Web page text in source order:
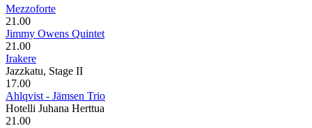
Mezzoforte
21.00
Jimmy Owens Quintet
21.00
Irakere
Jazzkatu, Stage II
17.00
Ahlqvist - Jämsen Trio
Hotelli Juhana Herttua
21.00